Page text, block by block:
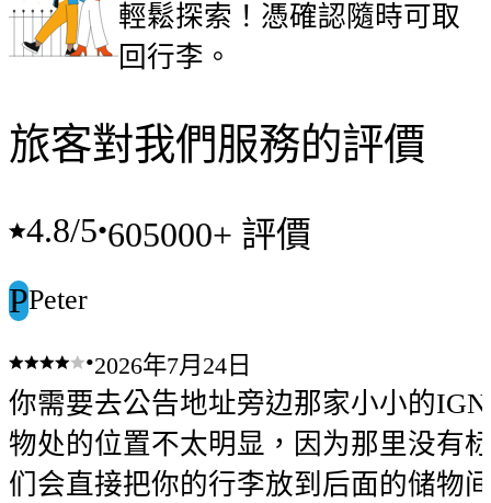
輕鬆探索！憑確認隨時可取
回行李。
旅客對我們服務的評價
4.8/5•605000+ 評價
PPeter
•2026年7月24日
你需要去公告地址旁边那家小小的
物处的位置不太明显，因为那里没
们会直接把你的行李放到后面的储物